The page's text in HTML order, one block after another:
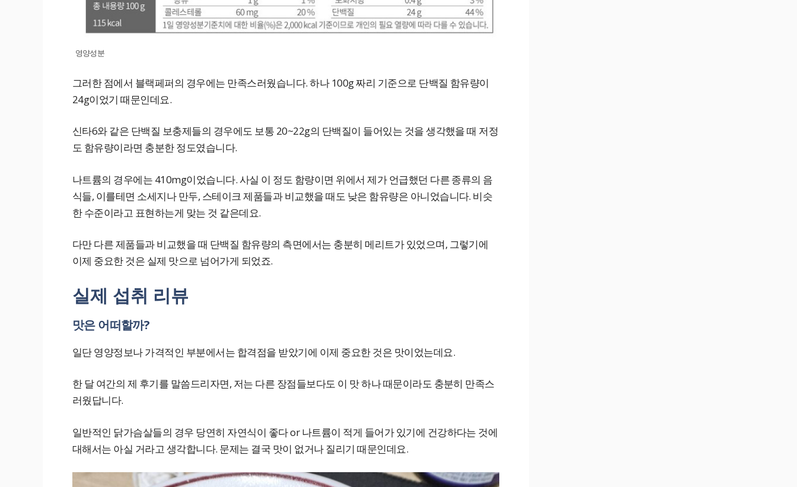
영양성분
그러한 점에서 블랙페퍼의 경우에는 만족스러웠습니다. 하나 100g 짜리 기준으로 단백질 함유량이
24g이었기 때문인데요.
신타6와 같은 단백질 보충제들의 경우에도 보통 20~22g의 단백질이 들어있는 것을 생각했을 때 저정
도 함유량이라면 충분한 정도였습니다.
나트륨의 경우에는 410mg이었습니다. 사실 이 정도 함량이면 위에서 제가 언급했던 다른 종류의 음
식들, 이를테면 소세지나 만두, 스테이크 제품들과 비교했을 때도 낮은 함유량은 아니었습니다. 비슷
한 수준이라고 표현하는게 맞는 것 같은데요.
다만 다른 제품들과 비교했을 때 단백질 함유량의 측면에서는 충분히 메리트가 있었으며, 그렇기에
이제 중요한 것은 실제 맛으로 넘어가게 되었죠.
실제 섭취 리뷰
맛은 어떠할까?
일단 영양정보나 가격적인 부분에서는 합격점을 받았기에 이제 중요한 것은 맛이었는데요.
한 달 여간의 제 후기를 말씀드리자면, 저는 다른 장점들보다도 이 맛 하나 때문이라도 충분히 만족스
러웠답니다.
일반적인 닭가슴살들의 경우 당연히 자연식이 좋다 or 나트륨이 적게 들어가 있기에 건강하다는 것에
대해서는 아실 거라고 생각합니다. 문제는 결국 맛이 없거나 질리기 때문인데요.